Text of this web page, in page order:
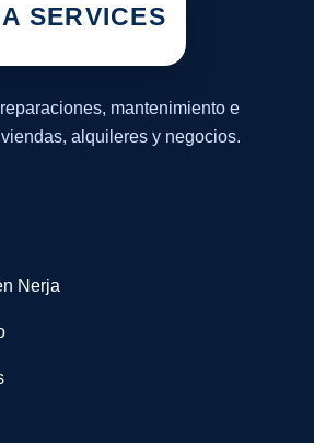
SERVICES
mantenimiento e
alquileres y negocios.
Nerja